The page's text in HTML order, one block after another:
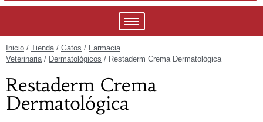
Inicio / Tienda/ Gatos / Farmacia
Veterinaria/ Dermatológicos / Restaderm Crema Dermatológica
Restaderm Crema
Dermatológica